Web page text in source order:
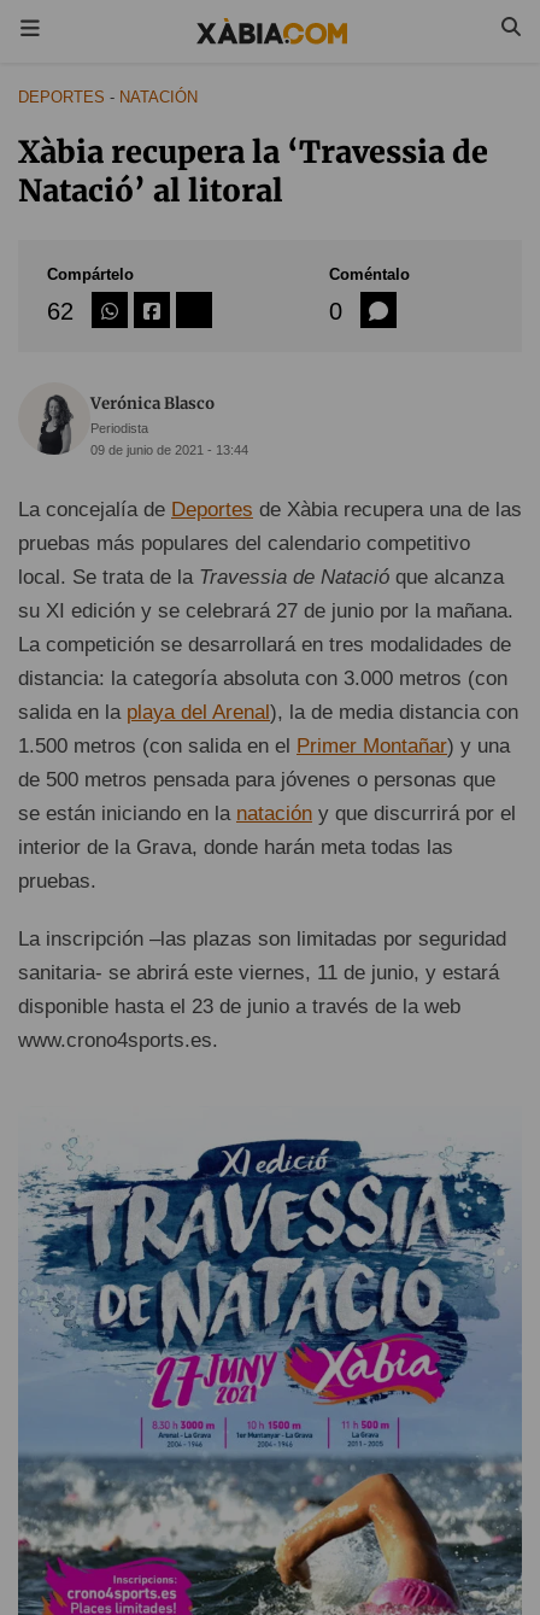
DEPORTES - NATACIÓN
Xàbia recupera la ‘Travessia de
Natació’ al litoral
Compártelo
62
Coméntalo
0
Verónica Blasco
Periodista
09 de junio de 2021 - 13:44
La concejalía de Deportes de Xàbia recupera una de las
pruebas más populares del calendario competitivo
local. Se trata de la Travessia de Natació que alcanza
su XI edición y se celebrará 27 de junio por la mañana.
La competición se desarrollará en tres modalidades de
distancia: la categoría absoluta con 3.000 metros (con
salida en la playa del Arenal), la de media distancia con
1.500 metros (con salida en el Primer Montañar) y una
de 500 metros pensada para jóvenes o personas que
se están iniciando en la natación y que discurrirá por el
interior de la Grava, donde harán meta todas las
pruebas.
La inscripción –las plazas son limitadas por seguridad
sanitaria- se abrirá este viernes, 11 de junio, y estará
disponible hasta el 23 de junio a través de la web
www.crono4sports.es.